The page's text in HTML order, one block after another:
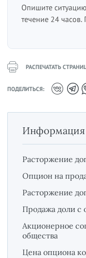
Опишите
течение 24
РАСПЕЧАТАТЬ
ПОДЕЛИТЬСЯ:
Информация
Расторжение
Опцион на
Расторжение
Продажа доли с
Акционерное
общества
Цена опциона